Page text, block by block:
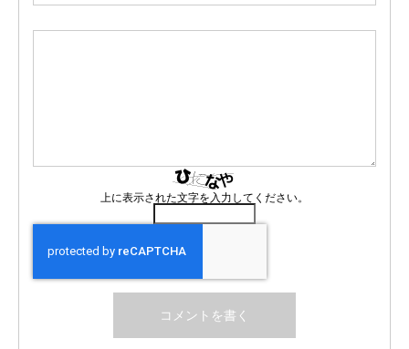
上に表示された文字を入力してください。